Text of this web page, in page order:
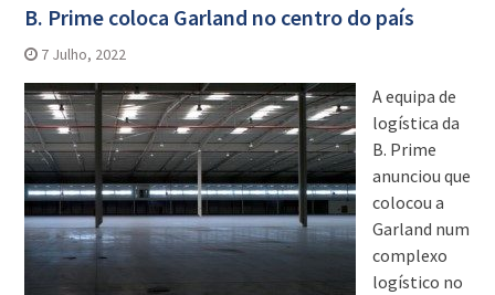
B. Prime coloca Garland no centro do país
7 Julho, 2022
A equipa de
logística da
B. Prime
anunciou que
colocou a
Garland num
complexo
logístico no